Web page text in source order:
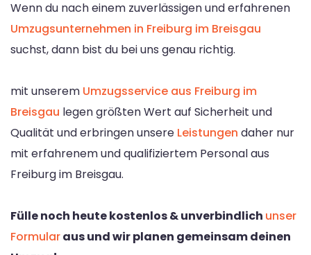
Wenn du nach einem zuverlässigen und erfahrenen
Umzugsunternehmen in Freiburg im Breisgau
suchst, dann bist du bei uns genau richtig.
mit unserem Umzugsservice aus Freiburg im
Breisgau legen größten Wert auf Sicherheit und
Qualität und erbringen unsere Leistungen daher nur
mit erfahrenem und qualifiziertem Personal aus
Freiburg im Breisgau.
Fülle noch heute kostenlos & unverbindlich unser
Formularaus und wir planen gemeinsam deinen